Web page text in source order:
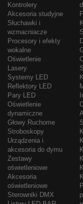
Kontrolery
Akcesoria studyjne
Słuchawki i
wzmacniacze
Procesory i efekty
wokalne
Oświetlenie
Lasery
Systemy LED
Reflektory LED
Pary LED
Oświetlenie
dynamiczne
Głowy Ruchome
Stroboskopy
Urządzenia i
akcesoria do dymu
Zestawy
oświetleniowe
Akcesoria
oświetleniowe
Sterowniki DMX